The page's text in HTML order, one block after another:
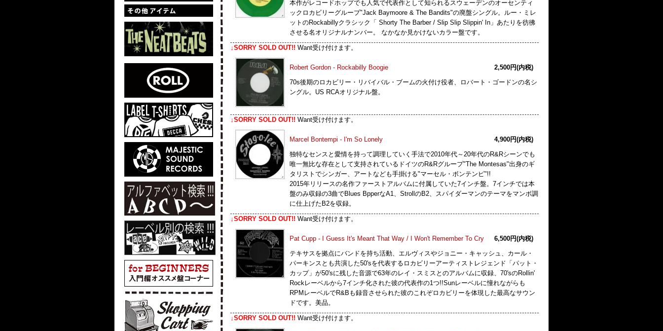
本作がレコードホップでも人気で代表作として知られるスウェーデンのオーセンティ
ックロカビリーグループ"Jack Baymoore & The Bandits"の廃盤シングル。ルー・ミレ
ットのRockabillyクラシック「 Shorty The Barber / Slip Slip Slippin' In」あたりを彷彿
させる名オリジナルナンバー。 なかなか見かけないカラー盤です。
↓SORRY SOLD OUT!! Want受け付けます。
Robert Gordon - Rockabilly Boogie
2,500円(内税)
70s後期のロカビリー・リバイバル・ブームの火付け役者、ロバート・ゴードンの名シ
ングル。US RCAオリジナル盤。
↓SORRY SOLD OUT!! Want受け付けます。
Marcel Bontempi - I'm So Lonely
4,900円(内税)
独特なセンスと愛情を持って調理していく手法で2010年代～20年代のR&Rシーンでも
唯一無比な存在として支持されているドイツのR&Rグループ"The Montesas"出身のギ
タリストでシンガー、アートなども手掛ける"マーセル・ボンテンピ"!!
2015年リリースの名作ファーストアルバムに付属していた7インチ盤。7インチでは本
盤のみ収録の3曲でBlues BpperなA1、StrollのB2、スパイダーマンのテーマをマンボ調
に仕上げたB2を収録。
↓SORRY SOLD OUT!! Want受け付けます。
Pat Cupp - I Guess It's Meant That Way / I Won't Remember To Cry
6,500円(内税)
テキサスを拠点にバンドを持ち活動、エルヴィスやジョニー・キャッシュ、カール・
パーキンスとも共演した50'sを代表するロカビリーアーティストレジェンド「パット・
カップ」が50'sに残した音源で63年のレイ・スミスとのアルバムに収録、70'sのRollin'
Rockレーベルから7インチ化された彼の代表作の1つ!!Sunレーベルに憧れながらも
RPMレーベルでR&Bも録音させられた彼のこれぞロカビリーを体現した最高なサウン
ドです。美品。
↓SORRY SOLD OUT!! Want受け付けます。